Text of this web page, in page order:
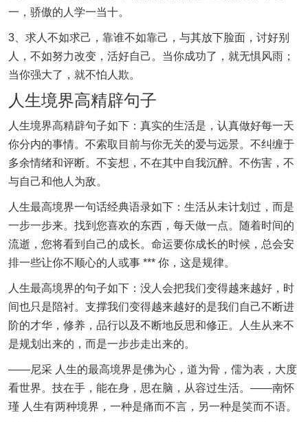
一，骄傲的人学一当十。
3、求人不如求己，靠谁不如靠己，与其放下脸面，讨好别
人，不如努力改变，活好自己。当你成功了，就无惧风雨；
当你强大了，就不怕人欺。
人生境界高精辟句子
人生境界高精辟句子如下：真实的生活是，认真做好每一天
你分内的事情。不索取目前与你无关的爱与远景。不纠缠于
多余情绪和评断。不妄想，不在其中自我沉醉。不伤害，不
与自己和他人为敌。
人生最高境界一句话经典语录如下：生活从未计划过，而是
一步一步来。找到您喜欢的东西，每天做一点。随着时间的
流逝，您将看到自己的成长。命运要你成长的时候，总会安
排一些让你不顺心的人或事 *** 你，这是规律。
人生最高境界的句子如下：没人会把我们变得越来越好，时
间也只是陪衬。支撑我们变得越来越好的是我们自己不断进
阶的才华，修养，品行以及不断地反思和修正。人生从来不
是规划出来的，而是一步步走出来的。
——尼采 人生的最高境界是佛为心，道为骨，儒为表，大度
看世界。技在手，能在身，思在脑，从容过生活。——南怀
瑾 人生有两种境界，一种是痛而不言，另一种是笑而不语。